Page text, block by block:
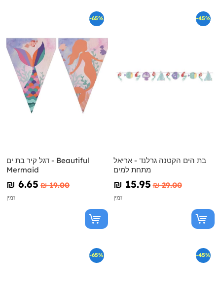
-65%
דגל קיר בת ים - Beautiful
Mermaid
₪‎ 6.65 ₪‎ 19.00
זמין
-45%
בת הים הקטנה גרלנד - אריאל
מתחת למים
₪‎ 15.95 ₪‎ 29.00
זמין
-65% -45%